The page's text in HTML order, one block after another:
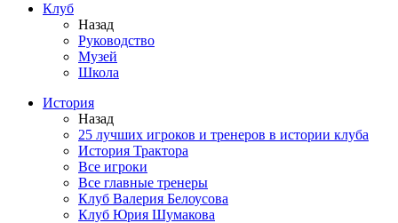
Клуб
Назад
Руководство
Музей
Школа
История
Назад
25 лучших игроков и тренеров в истории клуба
История Трактора
Все игроки
Все главные тренеры
Клуб Валерия Белоусова
Клуб Юрия Шумакова